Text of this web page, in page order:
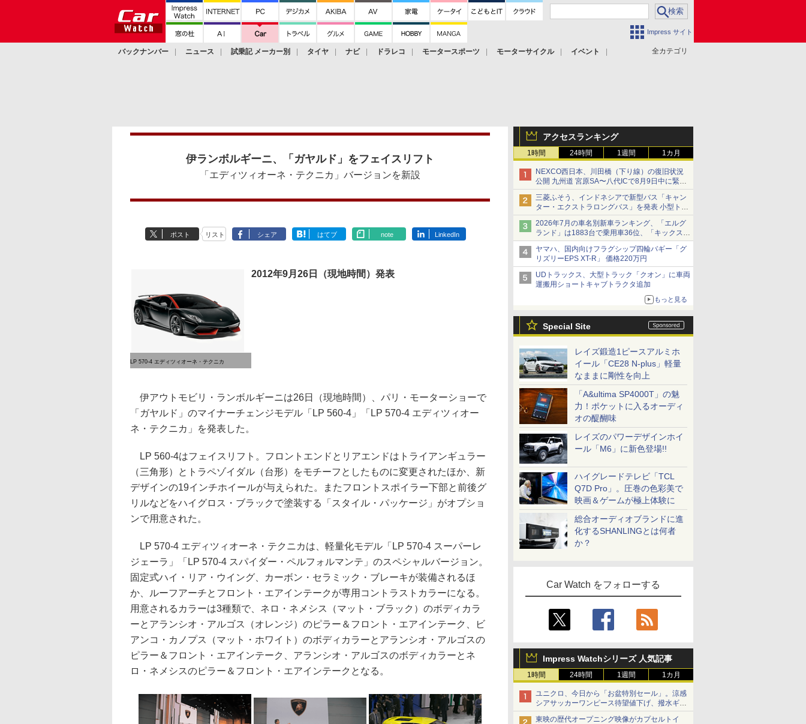
Impress サイト
全カテゴリ
バックナンバー ニュース 試乗記 メーカー別 タイヤ ナビ ドラレコ モータースポーツ モーターサイクル
イベント
アクセスランキング
1時間 24時間 1週間 1カ月
NEXCO西日本、川田橋（下り線）の復旧状況
公開 九州道 宮原SA〜八代ICで8月9日中に緊急
車両を通行可能に
三菱ふそう、インドネシアで新型バス「キャン
ター・エクストラロングバス」を発表 小型トラ
ックベースの観光・旅客輸送向けバス
2026年7月の車名別新車ランキング、「エルグ
ランド」は1883台で乗用車36位、「キックス」
は2591台で27位に
ヤマハ、国内向けフラグシップ四輪バギー「グ
リズリーEPS XT-R」 価格220万円
UDトラックス、大型トラック「クオン」に車両
運搬用ショートキャブトラクタ追加
もっと見る
Special Site
レイズ鍛造1ピースアルミホ
イール「CE28 N-plus」軽量
なままに剛性を向上
「A&ultima SP4000T」の魅
力！ポケットに入るオーディ
オの醍醐味
レイズのパワーデザインホイ
ール「M6」に新色登場!!
ハイグレードテレビ「TCL
Q7D Pro」。圧巻の色彩美で
映画＆ゲームが極上体験に
総合オーディオブランドに進
化するSHANLINGとは何者
か？
Car Watch をフォローする
Impress Watchシリーズ 人気記事
1時間 24時間 1週間 1カ月
ユニクロ、今日から「お盆特別セール」。涼感
シアサッカーワンピース待望値下げ、撥水ギア
ショーツは1990円に
東映の歴代オープニング映像がカプセルトイ
伊ランボルギーニ、「ガヤルド」をフェイスリフト
「エディツィオーネ・テクニカ」バージョンを新設
ポスト リスト シェア はてブ note LinkedIn
LP 570-4 エディツィオーネ・テクニカ
2012年9月26日（現地時間）発表
伊アウトモビリ・ランボルギーニは26日（現地時間）、パリ・モーターショーで
「ガヤルド」のマイナーチェンジモデル「LP 560-4」「LP 570-4 エディツィオー
ネ・テクニカ」を発表した。
LP 560-4はフェイスリフト。フロントエンドとリアエンドはトライアンギュラー
（三角形）とトラペゾイダル（台形）をモチーフとしたものに変更されたほか、新
デザインの19インチホイールが与えられた。またフロントスポイラー下部と前後グ
リルなどをハイグロス・ブラックで塗装する「スタイル・パッケージ」がオプショ
ンで用意された。
LP 570-4 エディツィオーネ・テクニカは、軽量化モデル「LP 570-4 スーパーレ
ジェーラ」「LP 570-4 スパイダー・ペルフォルマンテ」のスペシャルバージョン。
固定式ハイ・リア・ウイング、カーボン・セラミック・ブレーキが装備されるほ
か、ルーフアーチとフロント・エアインテークが専用コントラストカラーになる。
用意されるカラーは3種類で、ネロ・ネメシス（マット・ブラック）のボディカラ
ーとアランシオ・アルゴス（オレンジ）のピラー＆フロント・エアインテーク、ビ
アンコ・カノプス（マット・ホワイト）のボディカラーとアランシオ・アルゴスの
ピラー＆フロント・エアインテーク、アランシオ・アルゴスのボディカラーとネ
ロ・ネメシスのピラー＆フロント・エアインテークとなる。